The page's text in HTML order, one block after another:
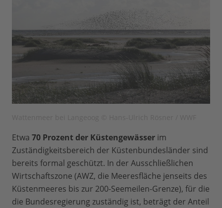
Etwa 70 Prozent der Küstengewässer im
Zuständigkeitsbereich der Küstenbundesländer sind
bereits formal geschützt. In der Ausschließlichen
Wirtschaftszone (AWZ, die Meeresfläche jenseits des
Küstenmeeres bis zur 200-Seemeilen-Grenze), für die
die Bundesregierung zuständig ist, beträgt der Anteil